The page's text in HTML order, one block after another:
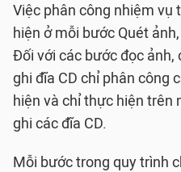
Việc phân công nhiệm
hiện ở mỗi bước Quét
Đối với các bước đọc
ghi đĩa CD chỉ phân công
hiện và chỉ thực hiện trên
ghi các đĩa CD.
Mỗi bước trong quy trình